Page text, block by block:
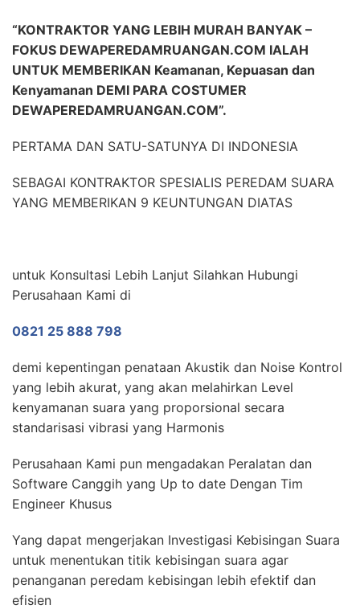
“KONTRAKTOR YANG LEBIH MURAH BANYAK –
FOKUS DEWAPEREDAMRUANGAN.COM IALAH
UNTUK MEMBERIKAN Keamanan, Kepuasan dan
Kenyamanan DEMI PARA COSTUMER
DEWAPEREDAMRUANGAN.COM”.
PERTAMA DAN SATU-SATUNYA DI INDONESIA
SEBAGAI KONTRAKTOR SPESIALIS PEREDAM SUARA
YANG MEMBERIKAN 9 KEUNTUNGAN DIATAS
untuk Konsultasi Lebih Lanjut Silahkan Hubungi
Perusahaan Kami di
0821 25 888 798
demi kepentingan penataan Akustik dan Noise Kontrol
yang lebih akurat, yang akan melahirkan Level
kenyamanan suara yang proporsional secara
standarisasi vibrasi yang Harmonis
Perusahaan Kami pun mengadakan Peralatan dan
Software Canggih yang Up to date Dengan Tim
Engineer Khusus
Yang dapat mengerjakan Investigasi Kebisingan Suara
untuk menentukan titik kebisingan suara agar
penanganan peredam kebisingan lebih efektif dan
efisien